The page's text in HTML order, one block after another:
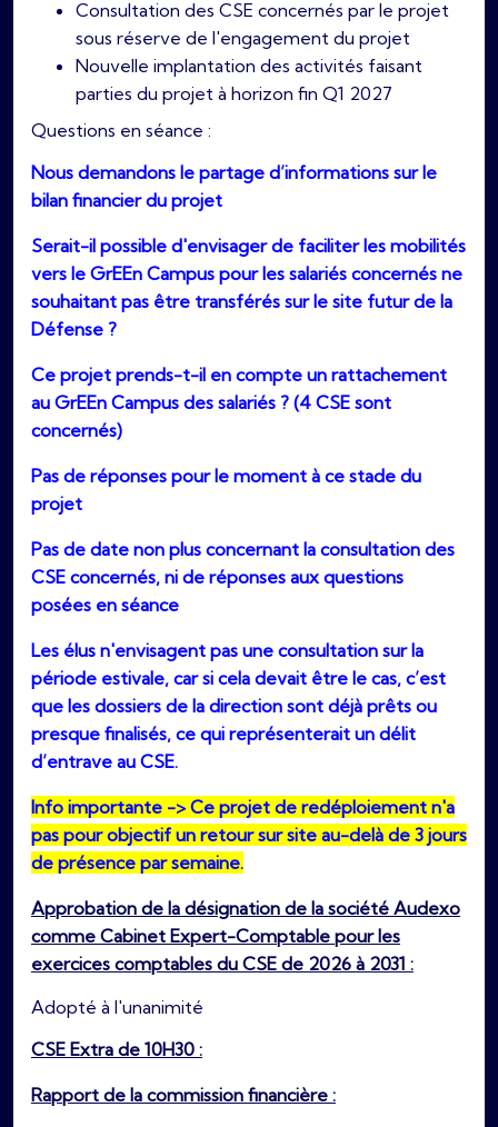
Consultation des CSE concernés par le projet
sous réserve de l'engagement du projet
Nouvelle implantation des activités faisant
parties du projet à horizon fin Q1 2027
Questions en séance :
Nous demandons le partage d’informations sur le
bilan financier du projet
Serait-il possible d'envisager de faciliter les mobilités
vers le GrEEn Campus pour les salariés concernés ne
souhaitant pas être transférés sur le site futur de la
Défense ?
Ce projet prends-t-il en compte un rattachement
au GrEEn Campus des salariés ? (4 CSE sont
concernés)
Pas de réponses pour le moment à ce stade du
projet
Pas de date non plus concernant la consultation des
CSE concernés, ni de réponses aux questions
posées en séance
Les élus n'envisagent pas une consultation sur la
période estivale, car si cela devait être le cas, c’est
que les dossiers de la direction sont déjà prêts ou
presque finalisés, ce qui représenterait un délit
d’entrave au CSE.
Info importante -> Ce projet de redéploiement n'a
pas pour objectif un retour sur site au-delà de 3 jours
de présence par semaine.
Approbation de la désignation de la société Audexo
comme Cabinet Expert-Comptable pour les
exercices comptables du CSE de 2026 à 2031 :
Adopté à l'unanimité
CSE Extra de 10H30 :
Rapport de la commission financière :